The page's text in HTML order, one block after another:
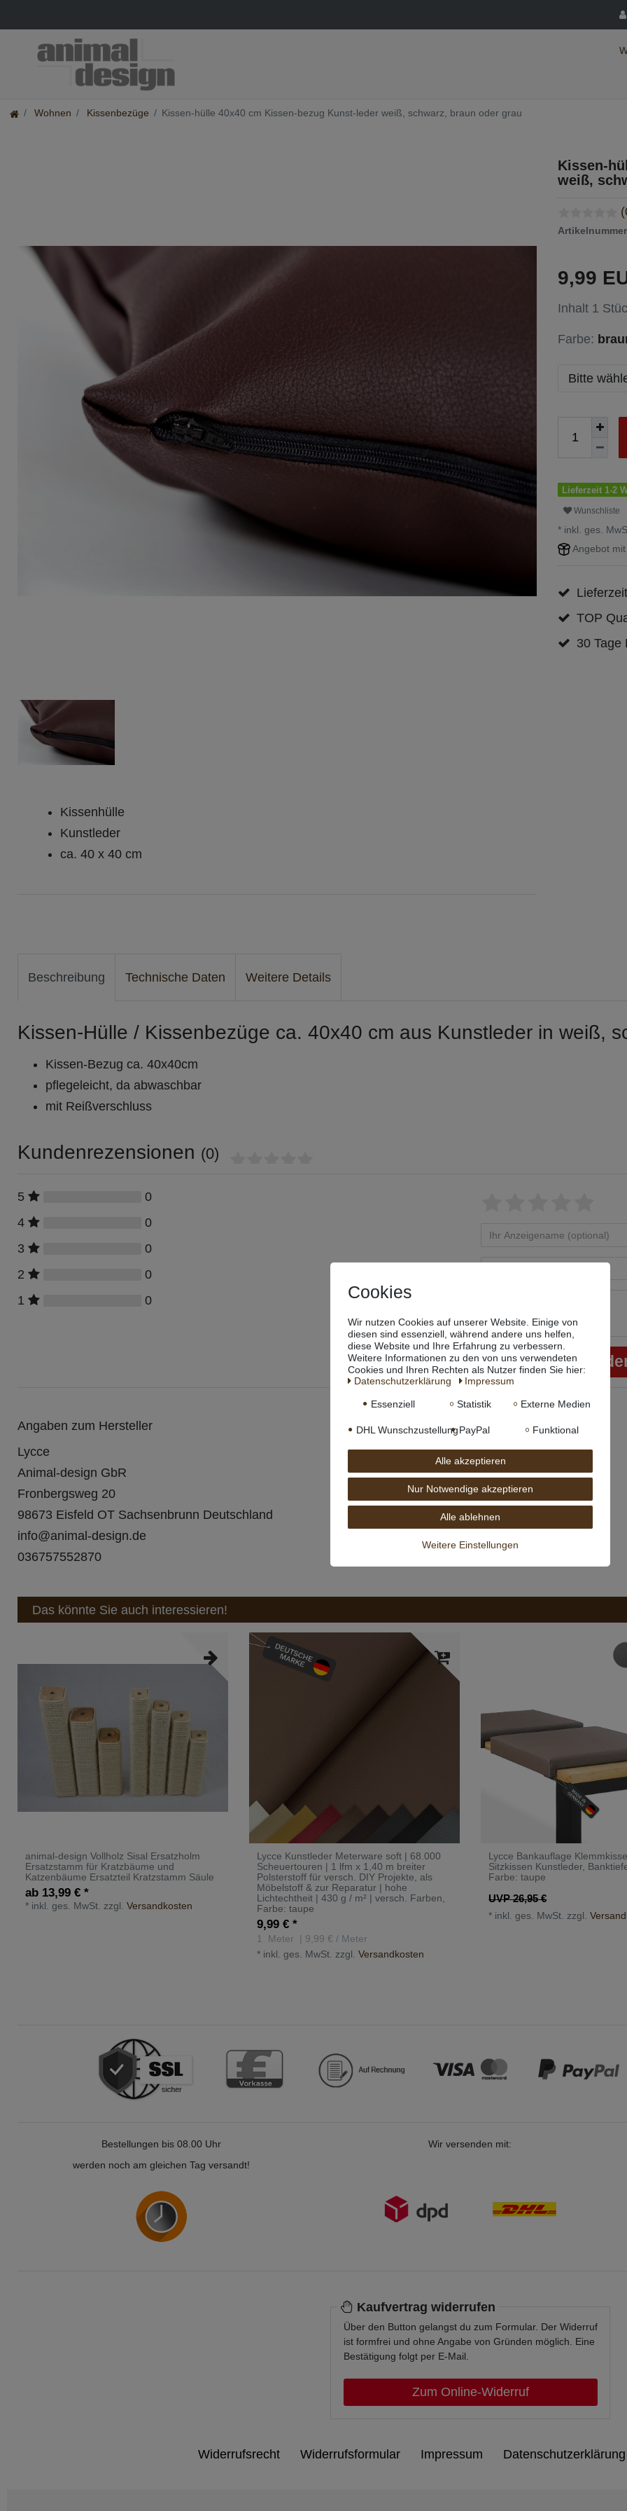
Wohnen Kissenbezüge Kissen-hülle 40x40 cm Kissen-bezug Kunst-leder weiß, schwarz, braun oder grau
Kissenhülle
Kunstleder
ca. 40 x 40 cm
Kissen-
weiß,
9,99
Inhalt 1
Farbe:
Bitte
Lieferzeit 1-2
Wunschliste
* inkl. ges.
Angebot
TOP
30 Tage
Beschreibung Technische Daten Weitere Details
Kissen-Hülle / Kissenbezüge ca. 40x40 cm aus Kunstleder in weiß,
Kissen-Bezug ca. 40x40cm
pflegeleicht, da abwaschbar
mit Reißverschluss
Kundenrezensionen (0)
5
0
4
0
3
0
2
0
1
0
Rezension
Angaben zum Hersteller
Lycce
Animal-design GbR
Fronbergsweg 20
98673 Eisfeld OT Sachsenbrunn Deutschland
info@animal-design.de
036757552870
Das könnte Sie auch interessieren!
animal-design Vollholz Sisal Ersatzholm
Ersatzstamm für Kratzbäume und
Katzenbäume Ersatzteil Kratzstamm Säule
ab 13,99 € *
* inkl. ges. MwSt. zzgl.Versandkosten
Lycce Kunstleder Meterware soft | 68.000
Scheuertouren | 1 lfm x 1,40 m breiter
Polsterstoff für versch. DIY Projekte, als
Möbelstoff & zur Reparatur | hohe
Lichtechtheit | 430 g / m² | versch. Farben,
Farbe: taupe
9,99 € *
1 Meter
| 9,99 € / Meter
* inkl. ges. MwSt. zzgl.Versandkosten
Lycce Bankauflage
Sitzkissen Kunstleder,
Farbe: taupe
UVP 26,95 €
* inkl. ges. MwSt. zzgl.
Bestellungen bis 08.00 Uhr
werden noch am gleichen Tag versandt!
Wir versenden mit:
Kaufvertrag widerrufen
Über den Button gelangst du zum Formular. Der Widerruf
ist formfrei und ohne Angabe von Gründen möglich. Eine
Bestätigung folgt per E-Mail.
Zum Online-Widerruf
Widerrufs­recht Widerrufs­formular Impressum Daten­schutz­erklärung
Cookies
Wir nutzen Cookies auf unserer Website. Einige von
diesen sind essenziell, während andere uns helfen,
diese Website und Ihre Erfahrung zu verbessern.
Weitere Informationen zu den von uns verwendeten
Cookies und Ihren Rechten als Nutzer finden Sie hier:
Daten­schutz­erklärung
Impressum
Essenziell Statistik Externe Medien
DHL WunschzustellungPayPal Funktional
Alle akzeptieren
Nur Notwendige akzeptieren
Alle ablehnen
Weitere Einstellungen